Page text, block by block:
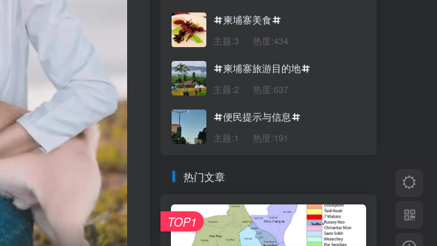
柬埔寨美食
主题:3 热度:434
柬埔寨旅游目的地
主题:2 热度:637
便民提示与信息
主题:1 热度:191
热门文章
TOP1